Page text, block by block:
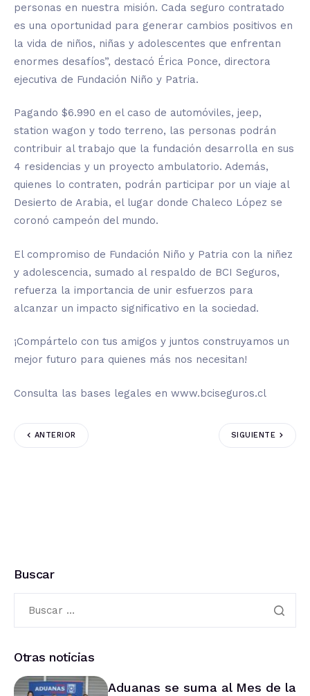
personas en nuestra misión. Cada seguro contratado
es una oportunidad para generar cambios positivos en
la vida de niños, niñas y adolescentes que enfrentan
enormes desafíos”, destacó Érica Ponce, directora
ejecutiva de Fundación Niño y Patria.
Pagando $6.990 en el caso de automóviles, jeep,
station wagon y todo terreno, las personas podrán
contribuir al trabajo que la fundación desarrolla en sus
4 residencias y un proyecto ambulatorio. Además,
quienes lo contraten, podrán participar por un viaje al
Desierto de Arabia, el lugar donde Chaleco López se
coronó campeón del mundo.
El compromiso de Fundación Niño y Patria con la niñez
y adolescencia, sumado al respaldo de BCI Seguros,
refuerza la importancia de unir esfuerzos para
alcanzar un impacto significativo en la sociedad.
¡Compártelo con tus amigos y juntos construyamos un
mejor futuro para quienes más nos necesitan!
Consulta las bases legales en www.bciseguros.cl
ANTERIOR SIGUIENTE
Buscar
Otras noticias
Aduanas se suma al Mes de la